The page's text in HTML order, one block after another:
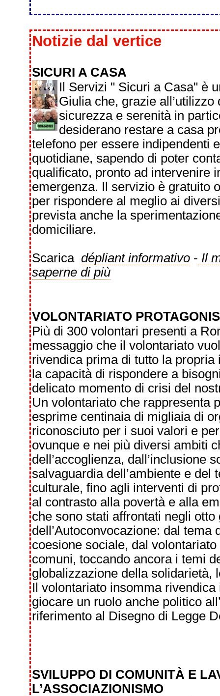
Notizie dal vertice
SICURI A CASA
Il Servizi " Sicuri a Casa" è
Giulia che, grazie
sicurezza e serenità in
desiderano restare a casa
telefono per essere indipendenti
quotidiane, sapendo di poter
qualificato, pronto ad intervenire
emergenza. Il servizio è gratuito
per rispondere al meglio ai
prevista anche la
domiciliare.
Scarica dépliant informativo- Il
saperne di più
VOLONTARIATO
Più di 300 volontari presenti a
messaggio che il volontariato
rivendica prima di tutto la
la capacità di rispondere a
delicato momento di crisi del
Un volontariato che rappresenta
esprime centinaia di migliaia di
riconosciuto per i suoi valori e
ovunque e nei più diversi ambiti
dell’accoglienza, dall’inclusione
salvaguardia dell’ambiente e
culturale, fino agli interventi di
al contrasto alla povertà e alla
che sono stati affrontati negli
dell’Autoconvocazione: dal
coesione sociale, dal
comuni, toccando ancora i temi
globalizzazione della solidarietà,
Il volontariato insomma
giocare un ruolo anche politico
riferimento al Disegno di Legge
SVILUPPO DI COMUNITÀ E
L’ASSOCIAZIONISMO